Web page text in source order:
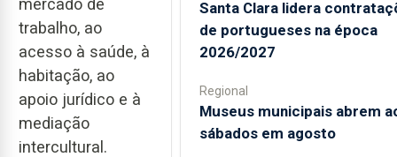
mercado de
trabalho, ao
acesso à saúde, à
habitação, ao
apoio jurídico e à
mediação
intercultural.
Santa Clara lidera
de portugueses na época
2026/2027
Regional
Museus municipais abrem
sábados em agosto